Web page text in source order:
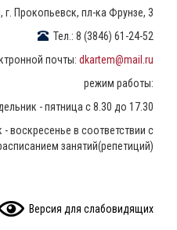
г. Прокопьевск, пл-ка Фрунзе, 3
Тел.: 8 (3846) 61-24-52
почты: dkartem@mail.ru
режим работы:
- пятница с 8.30 до 17.30
воскресенье в соответствии с
занятий(репетиций)
Версия для слабовидящих